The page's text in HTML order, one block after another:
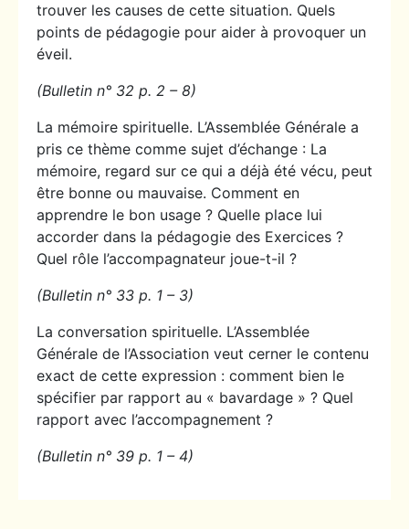
trouver les causes de cette situation. Quels
points de pédagogie pour aider à provoquer un
éveil.
(Bulletin n° 32 p. 2 – 8)
La mémoire spirituelle. L’Assemblée Générale a
pris ce thème comme sujet d’échange : La
mémoire, regard sur ce qui a déjà été vécu, peut
être bonne ou mauvaise. Comment en
apprendre le bon usage ? Quelle place lui
accorder dans la pédagogie des Exercices ?
Quel rôle l’accompagnateur joue-t-il ?
(Bulletin n° 33 p. 1 – 3)
La conversation spirituelle. L’Assemblée
Générale de l’Association veut cerner le contenu
exact de cette expression : comment bien le
spécifier par rapport au « bavardage » ? Quel
rapport avec l’accompagnement ?
(Bulletin n° 39 p. 1 – 4)